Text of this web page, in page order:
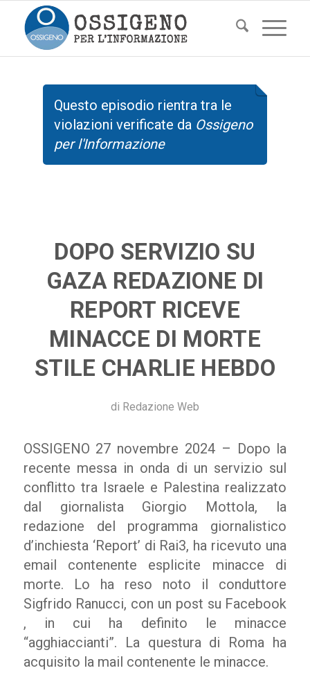
Questo episodio rientra tra le
violazioni verificate da Ossigeno
per l'Informazione
DOPO SERVIZIO SU
GAZA REDAZIONE DI
REPORT RICEVE
MINACCE DI MORTE
STILE CHARLIE HEBDO
di Redazione Web
OSSIGENO 27 novembre 2024 – Dopo la
recente messa in onda di un servizio sul
conflitto tra Israele e Palestina realizzato
dal giornalista Giorgio Mottola, la
redazione del programma giornalistico
d’inchiesta ‘Report’ di Rai3, ha ricevuto una
email contenente esplicite minacce di
morte. Lo ha reso noto il conduttore
Sigfrido Ranucci, con un post su Facebook
, in cui ha definito le minacce
“agghiaccianti”. La questura di Roma ha
acquisito la mail contenente le minacce.